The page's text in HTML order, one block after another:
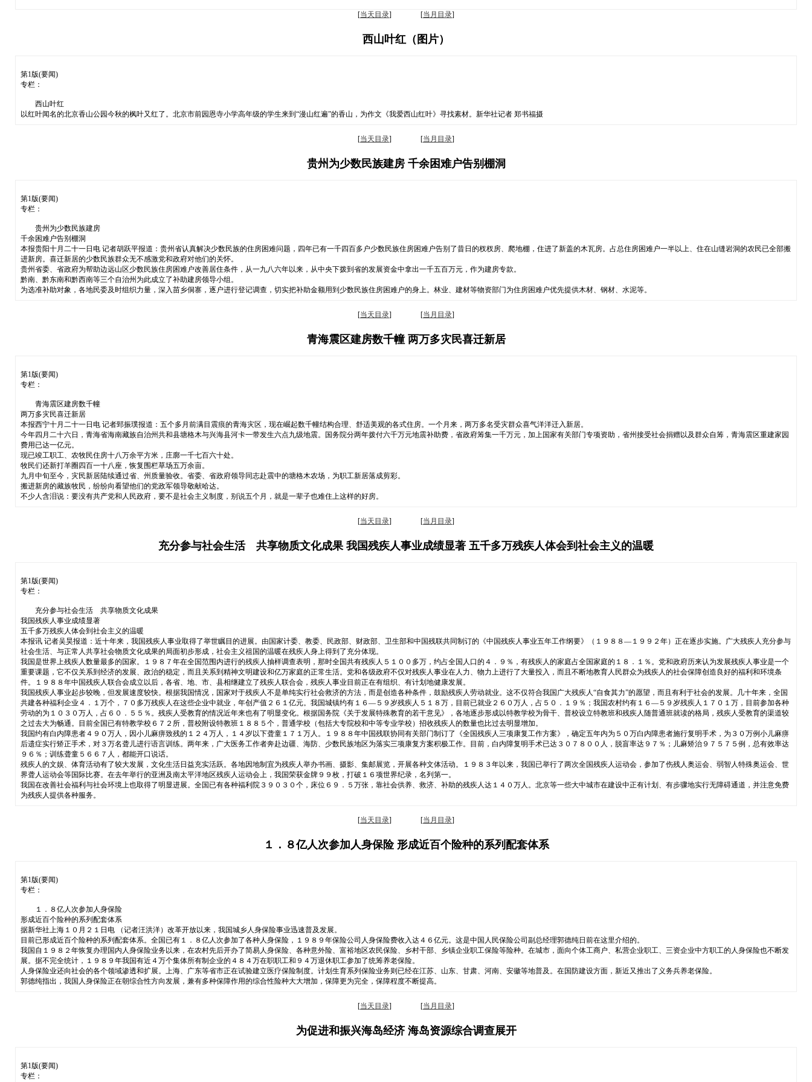
[当天目录] [当月目录]
西山叶红（图片）
第1版(要闻)
专栏：
西山叶红
以红叶闻名的北京香山公园今秋的枫叶又红了。北京市前园恩寺小学高年级的学生来到“漫山红遍”的香山，为作文《我爱西山红叶》寻找素材。新华社记者 郑书福摄
[当天目录] [当月目录]
贵州为少数民族建房 千余困难户告别棚洞
第1版(要闻)
专栏：
贵州为少数民族建房
千余困难户告别棚洞
本报贵阳十月二十一日电 记者胡跃平报道：贵州省认真解决少数民族的住房困难问题，四年已有一千四百多户少数民族住房困难户告别了昔日的杈杈房、爬地棚，住进了新盖的木瓦房。占总住房困难户一半以上、住在山缝岩洞的农民已全部搬
进新房。喜迁新居的少数民族群众无不感激党和政府对他们的关怀。
贵州省委、省政府为帮助边远山区少数民族住房困难户改善居住条件，从一九八六年以来，从中央下拨到省的发展资金中拿出一千五百万元，作为建房专款。
黔南、黔东南和黔西南等三个自治州为此成立了补助建房领导小组。
为选准补助对象，各地民委及时组织力量，深入苗乡侗寨，逐户进行登记调查，切实把补助金额用到少数民族住房困难户的身上。林业、建材等物资部门为住房困难户优先提供木材、钢材、水泥等。
[当天目录] [当月目录]
青海震区建房数千幢 两万多灾民喜迁新居
第1版(要闻)
专栏：
青海震区建房数千幢
两万多灾民喜迁新居
本报西宁十月二十一日电 记者郅振璞报道：五个多月前满目震痕的青海灾区，现在崛起数千幢结构合理、舒适美观的各式住房。一个月来，两万多名受灾群众喜气洋洋迁入新居。
今年四月二十六日，青海省海南藏族自治州共和县塘格木与兴海县河卡一带发生六点九级地震。国务院分两年拨付六千万元地震补助费，省政府筹集一千万元，加上国家有关部门专项资助，省州接受社会捐赠以及群众自筹，青海震区重建家园
费用已达一亿元。
现已竣工职工、农牧民住房十八万余平方米，庄廓一千七百六十处。
牧民们还新打羊圈四百一十八座，恢复围栏草场五万余亩。
九月中旬至今，灾民新居陆续通过省、州质量验收。省委、省政府领导同志赴震中的塘格木农场，为职工新居落成剪彩。
搬进新房的藏族牧民，纷纷向看望他们的党政军领导敬献哈达。
不少人含泪说：要没有共产党和人民政府，要不是社会主义制度，别说五个月，就是一辈子也难住上这样的好房。
[当天目录] [当月目录]
充分参与社会生活 共享物质文化成果 我国残疾人事业成绩显著 五千多万残疾人体会到社会主义的温暖
第1版(要闻)
专栏：
充分参与社会生活 共享物质文化成果
我国残疾人事业成绩显著
五千多万残疾人体会到社会主义的温暖
本报讯 记者吴昊报道：近十年来，我国残疾人事业取得了举世瞩目的进展。由国家计委、教委、民政部、财政部、卫生部和中国残联共同制订的《中国残疾人事业五年工作纲要》（１９８８—１９９２年）正在逐步实施。广大残疾人充分参与
社会生活、与正常人共享社会物质文化成果的局面初步形成，社会主义祖国的温暖在残疾人身上得到了充分体现。
我国是世界上残疾人数量最多的国家。１９８７年在全国范围内进行的残疾人抽样调查表明，那时全国共有残疾人５１００多万，约占全国人口的４．９％，有残疾人的家庭占全国家庭的１８．１％。党和政府历来认为发展残疾人事业是一个
重要课题，它不仅关系到经济的发展、政治的稳定，而且关系到精神文明建设和亿万家庭的正常生活。党和各级政府不仅对残疾人事业在人力、物力上进行了大量投入，而且不断地教育人民群众为残疾人的社会保障创造良好的福利和环境条
件。１９８８年中国残疾人联合会成立以后，各省、地、市、县相继建立了残疾人联合会，残疾人事业目前正在有组织、有计划地健康发展。
我国残疾人事业起步较晚，但发展速度较快。根据我国情况，国家对于残疾人不是单纯实行社会救济的方法，而是创造各种条件，鼓励残疾人劳动就业。这不仅符合我国广大残疾人“自食其力”的愿望，而且有利于社会的发展。几十年来，全国
共建各种福利企业４．１万个，７０多万残疾人在这些企业中就业，年创产值２６１亿元。我国城镇约有１６—５９岁残疾人５１８万，目前已就业２６０万人，占５０．１９％；我国农村约有１６—５９岁残疾人１７０１万，目前参加各种
劳动的为１０３０万人，占６０．５５％。残疾人受教育的情况近年来也有了明显变化。根据国务院《关于发展特殊教育的若干意见》，各地逐步形成以特教学校为骨干、普校设立特教班和残疾人随普通班就读的格局，残疾人受教育的渠道较
之过去大为畅通。目前全国已有特教学校６７２所，普校附设特教班１８８５个，普通学校（包括大专院校和中等专业学校）招收残疾人的数量也比过去明显增加。
我国约有白内障患者４９０万人，因小儿麻痹致残的１２４万人，１４岁以下聋童１７１万人。１９８８年中国残联协同有关部门制订了《全国残疾人三项康复工作方案》，确定五年内为５０万白内障患者施行复明手术，为３０万例小儿麻痹
后遗症实行矫正手术，对３万名聋儿进行语言训练。两年来，广大医务工作者奔赴边疆、海防、少数民族地区为落实三项康复方案积极工作。目前，白内障复明手术已达３０７８００人，脱盲率达９７％；儿麻矫治９７５７５例，总有效率达
９６％；训练聋童５６６７人，都能开口说话。
残疾人的文娱、体育活动有了较大发展，文化生活日益充实活跃。各地因地制宜为残疾人举办书画、摄影、集邮展览，开展各种文体活动。１９８３年以来，我国已举行了两次全国残疾人运动会，参加了伤残人奥运会、弱智人特殊奥运会、世
界聋人运动会等国际比赛。在去年举行的亚洲及南太平洋地区残疾人运动会上，我国荣获金牌９９枚，打破１６项世界纪录，名列第一。
我国在改善社会福利与社会环境上也取得了明显进展。全国已有各种福利院３９０３０个，床位６９．５万张，靠社会供养、救济、补助的残疾人达１４０万人。北京等一些大中城市在建设中正有计划、有步骤地实行无障碍通道，并注意免费
为残疾人提供各种服务。
[当天目录] [当月目录]
１．８亿人次参加人身保险 形成近百个险种的系列配套体系
第1版(要闻)
专栏：
１．８亿人次参加人身保险
形成近百个险种的系列配套体系
据新华社上海１０月２１日电 （记者汪洪洋）改革开放以来，我国城乡人身保险事业迅速普及发展。
目前已形成近百个险种的系列配套体系。全国已有１．８亿人次参加了各种人身保险，１９８９年保险公司人身保险费收入达４６亿元。这是中国人民保险公司副总经理郭德纯日前在这里介绍的。
我国自１９８２年恢复办理国内人身保险业务以来，在农村先后开办了简易人身保险、各种意外险、富裕地区农民保险、乡村干部、乡镇企业职工保险等险种。在城市，面向个体工商户、私营企业职工、三资企业中方职工的人身保险也不断发
展。据不完全统计，１９８９年我国有近４万个集体所有制企业的４８４万在职职工和９４万退休职工参加了统筹养老保险。
人身保险业还向社会的各个领域渗透和扩展。上海、广东等省市正在试验建立医疗保险制度。计划生育系列保险业务则已经在江苏、山东、甘肃、河南、安徽等地普及。在国防建设方面，新近又推出了义务兵养老保险。
郭德纯指出，我国人身保险正在朝综合性方向发展，兼有多种保障作用的综合性险种大大增加，保障更为完全，保障程度不断提高。
[当天目录] [当月目录]
为促进和振兴海岛经济 海岛资源综合调查展开
第1版(要闻)
专栏：